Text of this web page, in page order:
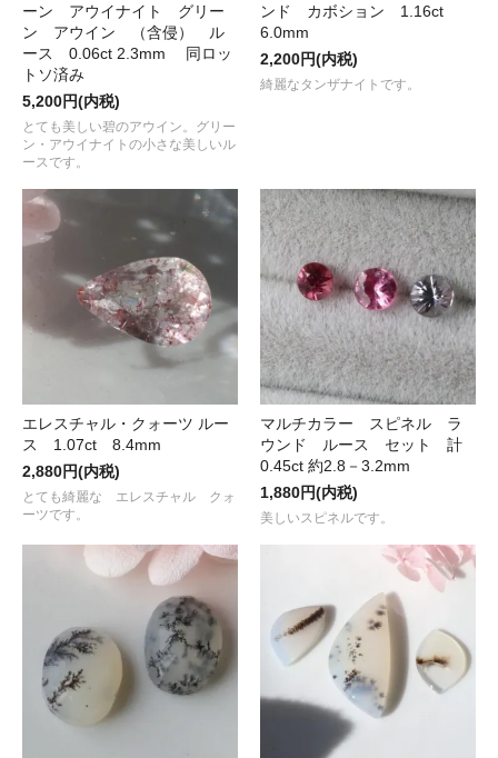
ーン アウイナイト グリー
ン アウイン （含侵） ル
ース 0.06ct 2.3mm 同ロッ
トソ済み
5,200円(内税)
とても美しい碧のアウイン。グリー
ン・アウイナイトの小さな美しいル
ースです。
ンド カボション 1.16ct
6.0mm
2,200円(内税)
綺麗なタンザナイトです。
エレスチャル・クォーツ ルー
ス 1.07ct 8.4mm
2,880円(内税)
とても綺麗な エレスチャル クォ
ーツです。
マルチカラー スピネル ラ
ウンド ルース セット 計
0.45ct 約2.8－3.2mm
1,880円(内税)
美しいスピネルです。